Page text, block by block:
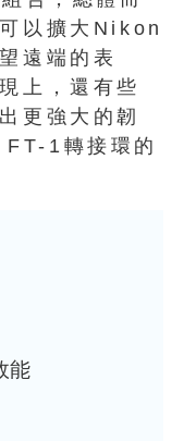
以擴大Nikon
遠端的表
上，還有些
更強大的韌
1轉接環的
能